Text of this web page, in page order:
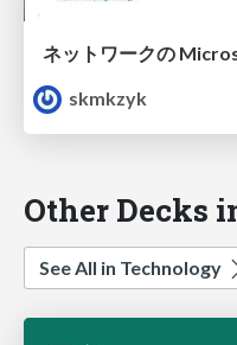
skmkzyk
Other Decks
See All in Technology